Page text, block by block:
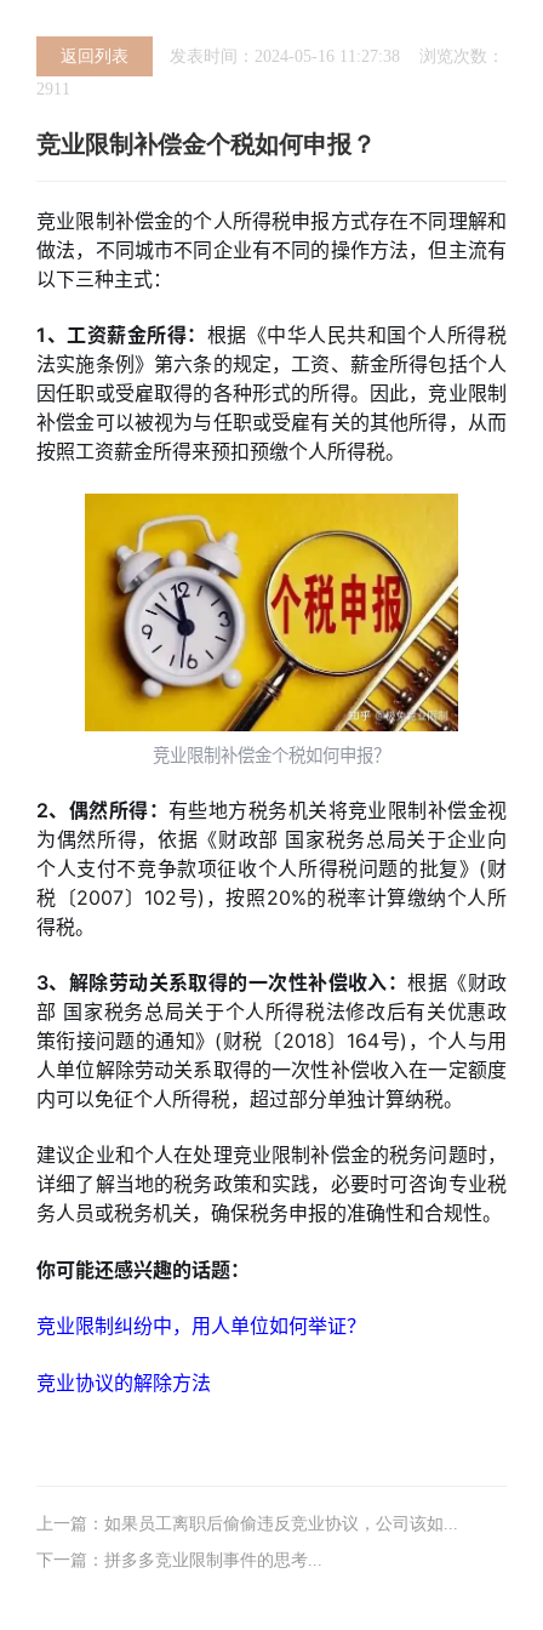
返回列表
发表时间：2024-05-16 11:27:38 浏览次数：
2911
竞业限制补偿金个税如何申报？
竞业限制补偿金的个人所得税申报方式存在不同理解和
做法，不同城市不同企业有不同的操作方法，但主流有
以下三种主式：
1、工资薪金所得： 根据《中华人民共和国个人所得税
法实施条例》第六条的规定，工资、薪金所得包括个人
因任职或受雇取得的各种形式的所得。因此，竞业限制
补偿金可以被视为与任职或受雇有关的其他所得，从而
按照工资薪金所得来预扣预缴个人所得税。
竞业限制补偿金个税如何申报？
2、偶然所得：有些地方税务机关将竞业限制补偿金视
为偶然所得，依据《财政部 国家税务总局关于企业向
个人支付不竞争款项征收个人所得税问题的批复》(财
税〔2007〕102号)，按照20%的税率计算缴纳个人所
得税。
3、解除劳动关系取得的一次性补偿收入：根据《财政
部 国家税务总局关于个人所得税法修改后有关优惠政
策衔接问题的通知》(财税〔2018〕164号)，个人与用
人单位解除劳动关系取得的一次性补偿收入在一定额度
内可以免征个人所得税，超过部分单独计算纳税。
建议企业和个人在处理竞业限制补偿金的税务问题时，
详细了解当地的税务政策和实践，必要时可咨询专业税
务人员或税务机关，确保税务申报的准确性和合规性。
你可能还感兴趣的话题：
竞业限制纠纷中，用人单位如何举证？
竞业协议的解除方法
上一篇：如果员工离职后偷偷违反竞业协议，公司该如...
下一篇：拼多多竞业限制事件的思考...